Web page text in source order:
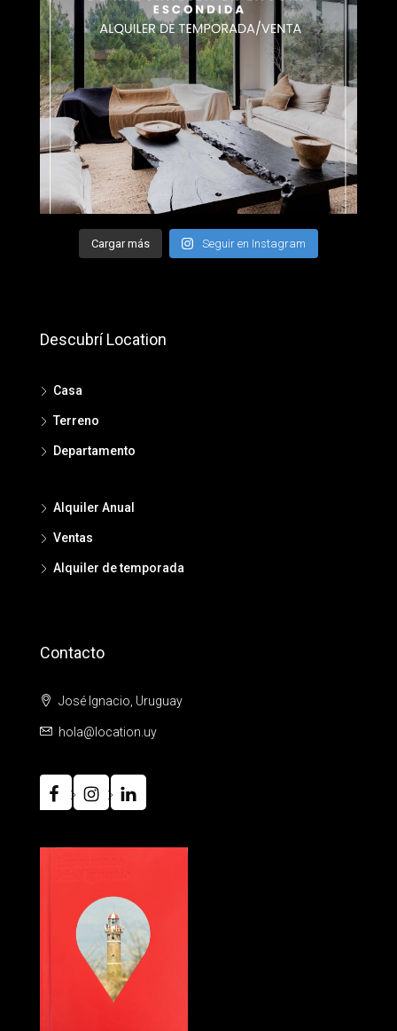
Cargar más Seguir en Instagram
Descubrí Location
Casa
Terreno
Departamento
Alquiler Anual
Ventas
Alquiler de temporada
Contacto
José Ignacio, Uruguay
hola@location.uy